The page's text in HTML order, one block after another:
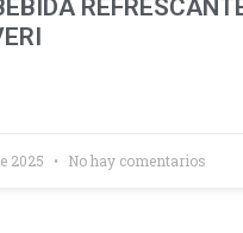
2025 No hay comentarios